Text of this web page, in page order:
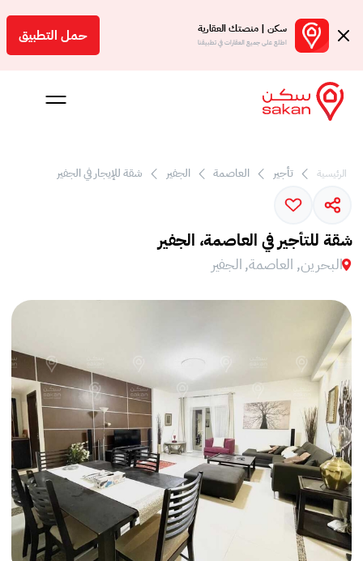
سكن | منصتك العقارية
اطلع على جميع العقارات في تطبيقنا حمل التطبيق
الرئيسية تأجير العاصمة الجفير شقة للإيجار في الجفير
شقة للتأجير في العاصمة، الجفير
البحرين, العاصمة, الجفير